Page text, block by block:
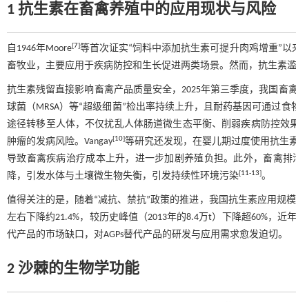
1 抗生素在畜禽养殖中的应用现状与风险
自1946年Moore[7]等首次证实“饲料中添加抗生素可提升肉鸡增重”
畜牧业，主要应用于疾病防控和生长促进两类场景。然而，抗生素
抗生素残留直接影响畜禽产品质量安全，2025年第三季度，我国
球菌（MRSA）等“超级细菌”检出率持续上升，且耐药基因可通过食
途径转移至人体，不仅扰乱人体肠道微生态平衡、削弱疾病防控效
肿瘤的发病风险。Vangay[10]等研究还发现，在婴儿期过度使用抗生
导致畜禽疾病治疗成本上升，进一步加剧养殖负担。此外，畜禽
降，引发水体与土壤微生物失衡，引发持续性环境污染[11-13]。
值得关注的是，随着“减抗、禁抗”政策的推进，我国抗生素应用规
左右下降约21.4%，较历史峰值（2013年的8.4万t）下降超60%，
代产品的市场缺口，对AGPs替代产品的研发与应用需求愈发迫切。
2 沙棘的生物学功能